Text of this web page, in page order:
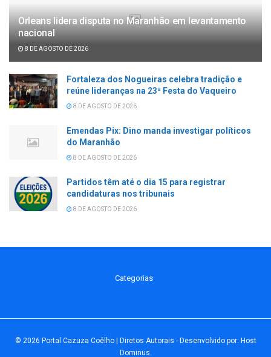
Orleans lidera disputa no Maranhão em levantamento
nacional
8 DE AGOSTO DE 2026
Fortaleza dos Nogueiras celebra tradição e
reúne lideranças na 23ª Festa do Vaqueiro
8 DE AGOSTO DE 2026
Emendas Pix: Dino manda investigar políticos
do Maranhão
8 DE AGOSTO DE 2026
Partidos têm até o dia 15 para registrar
candidaturas nos tribunais
8 DE AGOSTO DE 2026
Categorias
© 2026 Portal Cazuza Coêlho | Diretos Autorais - Desenvolvido por: Host
Dominus.